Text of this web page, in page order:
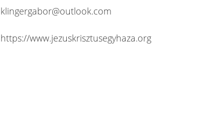
klingergabor@outlook.com
https://www.jezuskrisztusegyhaza.org